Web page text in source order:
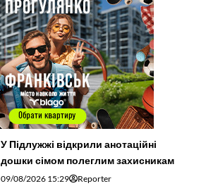
У Підлужжі відкрили анотаційні
дошки сімом полеглим захисникам
09/08/2026 15:29 Reporter